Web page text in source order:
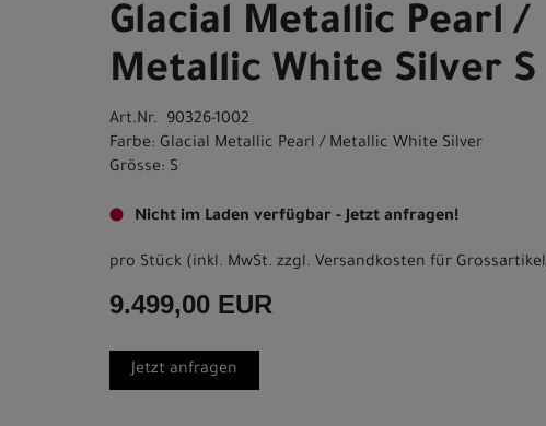
Glacial Metallic Pearl /
Metallic White Silver S
Art.Nr. 90326-1002
Farbe: Glacial Metallic Pearl / Metallic White Silver
Grösse: S
Nicht im Laden verfügbar - Jetzt anfragen!
pro Stück (inkl. MwSt. zzgl. Versandkosten für Grossartikel
9.499,00 EUR
Jetzt anfragen